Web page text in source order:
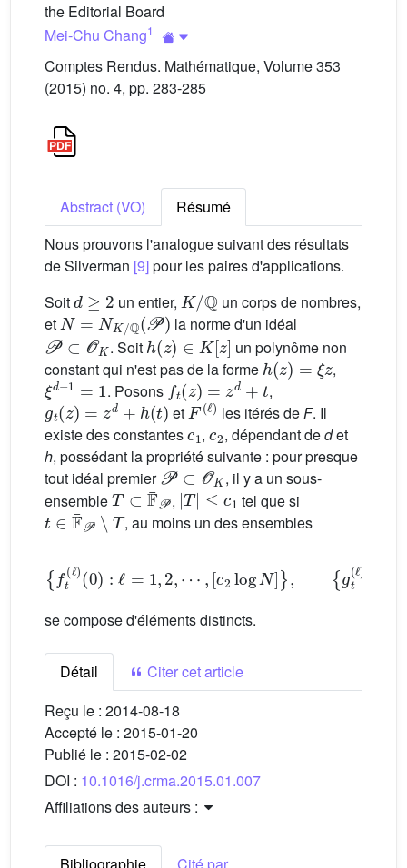
the Editorial Board
Mei-Chu Chang1
Comptes Rendus. Mathématique, Volume 353
(2015) no. 4, pp. 283-285
Abstract (VO)
Résumé
Nous prouvons l'analogue suivant des résultats
de Silverman [9]pour les paires d'applications.
Soit
un entier,
un corps de nombres,
et
N= NK/Q(P)
la norme d'un idéal
P⊂OK
. Soit
h(z)∈K[z]
un polynôme non
constant qui n'est pas de la forme
h(z)=ξz
,
ξd−1=1
. Posons
ft(z)=zd+t
,
gt z) =z d+h(t)
et
F(ℓ)
les itérés deF. Il
existe des constantes
c1
,
c 2
, dépendant dedet
h, possédant la propriété suivante : pour presque
tout idéal premier
P⊂OK
, il y a un sous-
ensemble
T⊂F¯P
,
T| ≤c1
tel que si
t∈F¯P∖T
, au moins un des ensembles
t( :ℓ ⋯ ,[ logN ℓ (0
se compose d'éléments distincts.
Détail
Citer cet article
Reçu le : 2014-08-18
Accepté le : 2015-01-20
Publié le : 2015-02-02
DOI : 10.1016/j.crma.2015.01.007
Affiliations des auteurs :